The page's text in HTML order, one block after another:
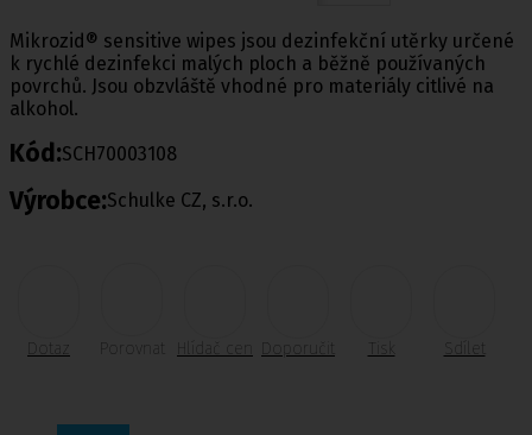
Mikrozid® sensitive wipes jsou dezinfekční utěrky určené
k rychlé dezinfekci malých ploch a běžně používaných
povrchů. Jsou obzvláště vhodné pro materiály citlivé na
alkohol.
Kód:SCH70003108
Výrobce:Schulke CZ, s.r.o.
Dotaz Porovnat Doporučit Tisk Sdílet